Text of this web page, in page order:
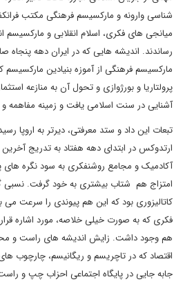
شناسی وارونه و مارکسیسم فرهنگی مکتب
میانجی های فکری، اسلام انقلابی و مارکسیسم
رساندند. اندیشه هایی که در ایران دهه پنجاه
مارکسیسم فرهنگی از آموزه بنیادین مارکسیسم
پرولتاریا و بورژوازی و تحول آن به منازعه
آشنایی در سنت اسلامی یافت و زمینه مفاهمه و
تبعات این داد و ستد معرفتی، دیرتر به اروپا
ارتدوکس در ابتدای دهه هفتاد به تدریج
آکادمیک و مجامع روشنفکری به سود نگره
امتزاج هم شتاب بیشتری به خود گرفت.
کاتالیزوری بود که این هم پیوندی را سرعت می
فکری که به صورت خیلی خلاصه، مورد اشاره
هم وجود داشت. زایش اندیشه های راست و
اقتصاد که در تاچریسم و ریگانیسم، چارچوب
جابه جایی در پایگاه اجتماعی احزاب چپ و